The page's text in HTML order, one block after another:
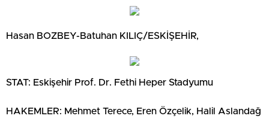
Hasan BOZBEY-Batuhan KILIÇ/ESKİŞEHİR,
STAT: Eskişehir Prof. Dr. Fethi Heper Stadyumu
HAKEMLER: Mehmet Terece, Eren Özçelik, Halil Aslandağ